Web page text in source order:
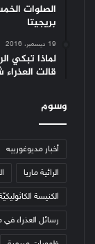
الصلوات
بريجيتا
19 ديسمبر، 2016
لماذا تبكي
قالت
وسوم
أخبار مديوغورييه
الرائية ماريا
الكنيسة
رسائل العذراء في